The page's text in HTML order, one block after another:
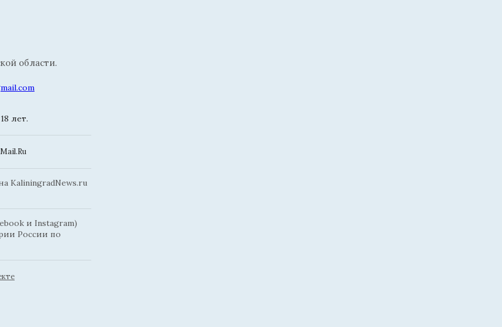
области.
лет.
KaliningradNews.ru
и Instagram)
России по